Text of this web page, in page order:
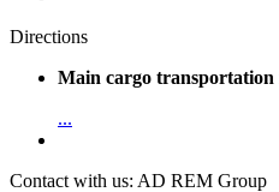
Directions
Main cargo transportation
...
Contact with us: AD REM Group